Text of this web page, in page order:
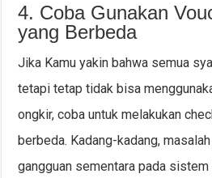
4. Coba Gunakan
yang Berbeda
Jika Kamu yakin bahwa semua
tetapi tetap tidak bisa
ongkir, coba untuk melakukan
berbeda. Kadang-kadang,
gangguan sementara pada sistem